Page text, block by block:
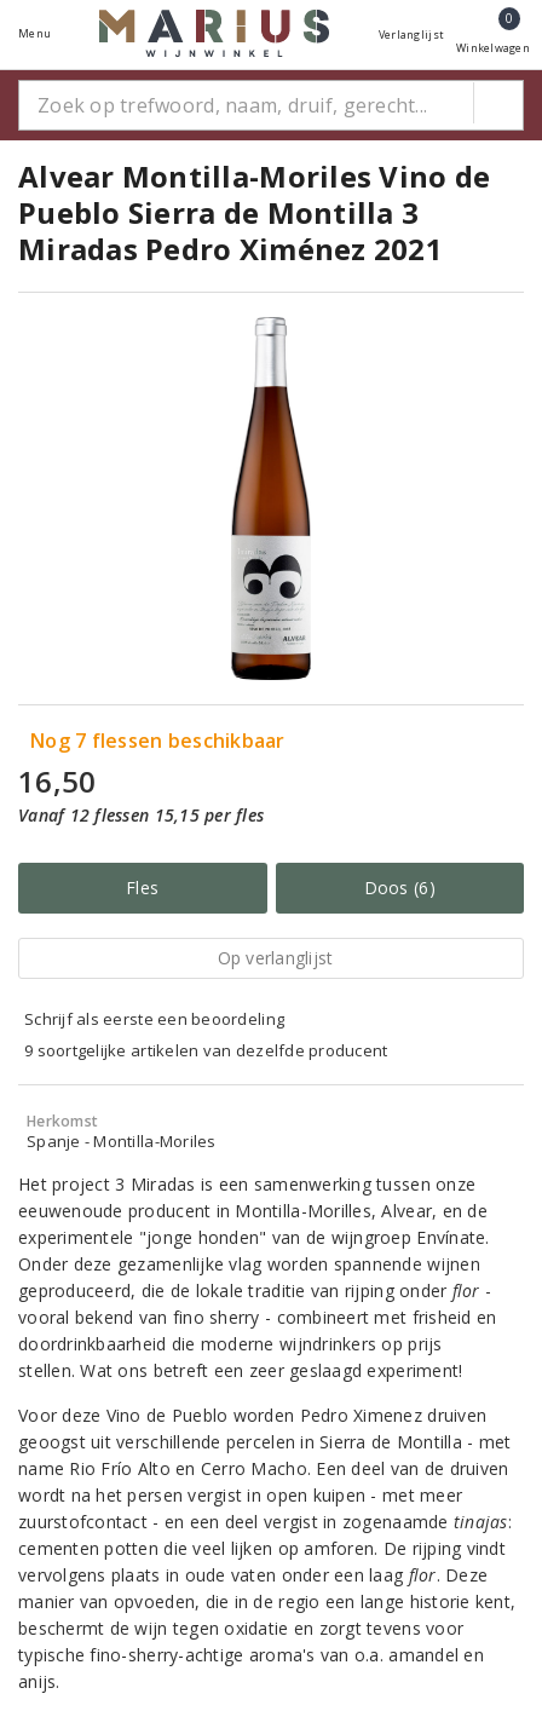
Menu Verlanglijst
0
Winkelwagen
Alvear Montilla-Moriles Vino de
Pueblo Sierra de Montilla 3
Miradas Pedro Ximénez 2021
Nog 7 flessen beschikbaar
16,50
Vanaf 12 flessen 15,15 per fles
Fles Doos (6)
Op verlanglijst
Schrijf als eerste een beoordeling
9 soortgelijke artikelen van dezelfde producent
Herkomst
Spanje - Montilla-Moriles
Het project 3 Miradas is een samenwerking tussen onze
eeuwenoude producent in Montilla-Morilles, Alvear, en de
experimentele "jonge honden" van de wijngroep Envínate.
Onder deze gezamenlijke vlag worden spannende wijnen
geproduceerd, die de lokale traditie van rijping onder flor -
vooral bekend van fino sherry - combineert met frisheid en
doordrinkbaarheid die moderne wijndrinkers op prijs
stellen. Wat ons betreft een zeer geslaagd experiment!
Voor deze Vino de Pueblo worden Pedro Ximenez druiven
geoogst uit verschillende percelen in Sierra de Montilla - met
name Rio Frío Alto en Cerro Macho. Een deel van de druiven
wordt na het persen vergist in open kuipen - met meer
zuurstofcontact - en een deel vergist in zogenaamde tinajas:
cementen potten die veel lijken op amforen. De rijping vindt
vervolgens plaats in oude vaten onder een laag flor. Deze
manier van opvoeden, die in de regio een lange historie kent,
beschermt de wijn tegen oxidatie en zorgt tevens voor
typische fino-sherry-achtige aroma's van o.a. amandel en
anijs.